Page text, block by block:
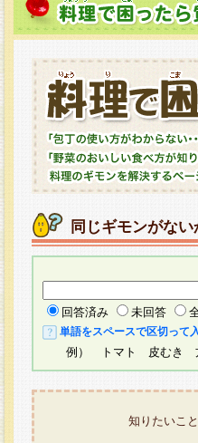
同じギモンがない
回答済み 未回答
単語をスペースで区切って
例） トマト 皮むき
知りたいこ